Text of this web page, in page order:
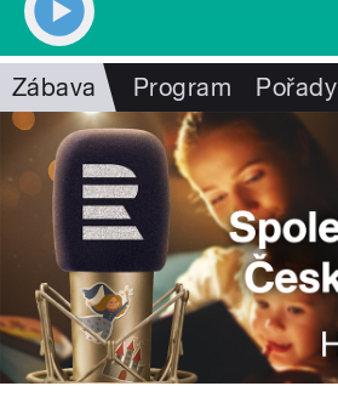
Zábava Program Pořady